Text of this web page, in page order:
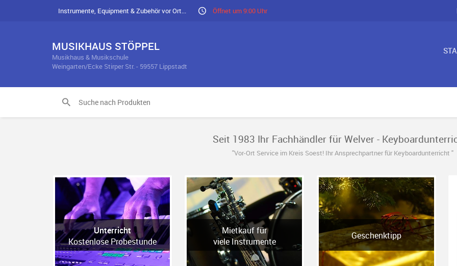
Instrumente, Equipment & Zubehör vor Ort... Öffnet um 9:00 Uhr
MUSIKHAUS STÖPPEL
Musikhaus & Musikschule
Weingarten/Ecke Stirper Str. - 59557 Lippstadt
Seit 1983 Ihr Fachhändler für Welver -
"Vor-Ort Service im Kreis Soest! Ihr Ansprechpartner für Keyboardunterricht "
Unterricht
Kostenlose Probestunde
Mietkauf für
viele Instrumente
Geschenktipp